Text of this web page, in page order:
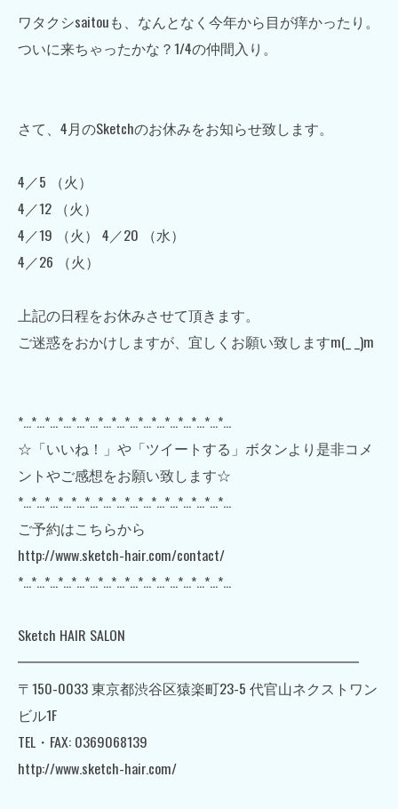
ワタクシsaitouも、なんとなく今年から目が痒かったり。
ついに来ちゃったかな？1/4の仲間入り。
さて、4月のSketchのお休みをお知らせ致します。
4／5 （火）
4／12 （火）
4／19 （火） 4／20 （水）
4／26 （火）
上記の日程をお休みさせて頂きます。
ご迷惑をおかけしますが、宜しくお願い致しますm(_ _)m
*…*…*…*…*…*…*…*…*…*…*…*…*…*…*…*…
☆「いいね！」や「ツイートする」ボタンより是非コメ
ントやご感想をお願い致します☆
*…*…*…*…*…*…*…*…*…*…*…*…*…*…*…*…
ご予約はこちらから
http://www.sketch-hair.com/contact/
*…*…*…*…*…*…*…*…*…*…*…*…*…*…*…*…
Sketch HAIR SALON
━━━━━━━━━━━━━━━━━━━━━━━━
〒150-0033 東京都渋谷区猿楽町23-5 代官山ネクストワン
ビル1F
TEL・FAX: 0369068139
http://www.sketch-hair.com/